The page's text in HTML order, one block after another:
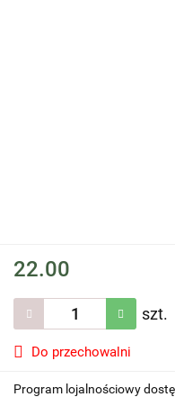
22.00
szt.
Do przechowalni
Program lojalnościowy